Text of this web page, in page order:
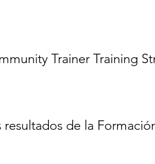
Trainer Training
resultados de la